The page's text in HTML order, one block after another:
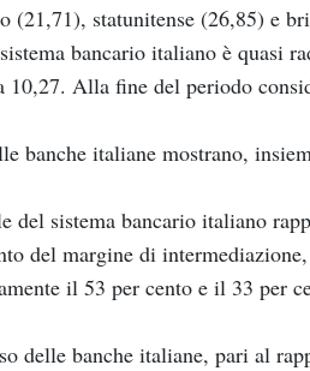
(21,71), statunitense (26,85) e
bancario italiano è quasi
10,27. Alla fine del periodo
banche italiane mostrano,
del sistema bancario italiano
del margine di
il 53 per cento e il 33 per
delle banche italiane, pari al